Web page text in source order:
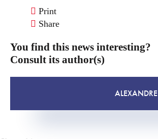
Print
Share
You find this news interesting?
Consult its author(s)
ALEXANDRE